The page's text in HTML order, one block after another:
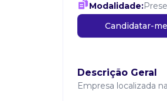
Modalidade:
Candidatar-me
Descrição Geral
Empresa localizada